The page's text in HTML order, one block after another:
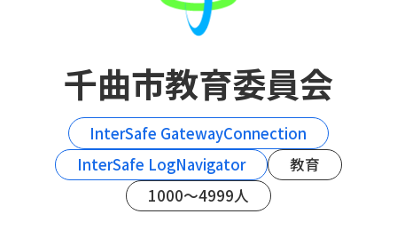
千曲市教育委員会
InterSafe GatewayConnection
InterSafe LogNavigator
教育
1000～4999人